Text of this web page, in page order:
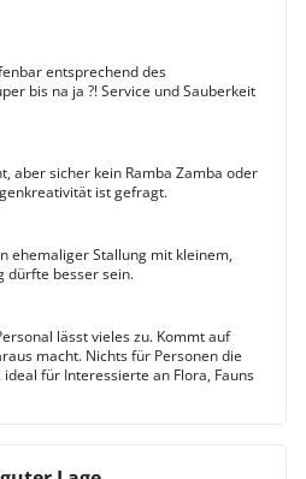
entsprechend des
bis na ja ?! Service und Sauberkeit
aber sicher kein Ramba Zamba oder
ist gefragt.
ehemaliger Stallung mit kleinem,
dürfte besser sein.
lässt vieles zu. Kommt auf
macht. Nichts für Personen die
für Interessierte an Flora, Fauns